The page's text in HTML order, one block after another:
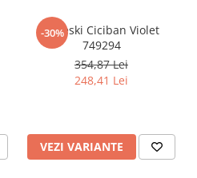
-30%
Apreski Ciciban Violet
749294
354,87 Lei
248,41 Lei
VEZI VARIANTE